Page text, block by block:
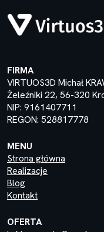
FIRMA
VIRTUOS3D Michał
Żeleźniki 22, 56-320
NIP: 9161407711
REGON: 528817778
MENU
Strona główna
Realizacje
Blog
Kontakt
OFERTA